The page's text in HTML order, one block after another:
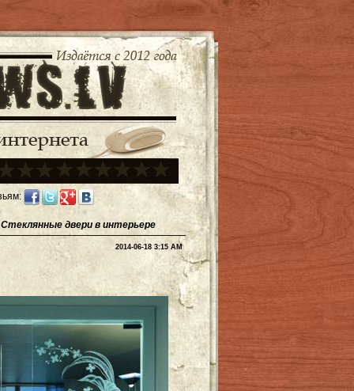
двери в интерьере
2014-06-18 3:15 AM